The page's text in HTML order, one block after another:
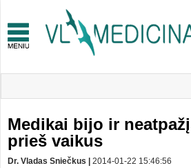
Medikai bijo ir
prieš vaikus
Dr. Vladas Sniečkus | 2014-01-22 15:46:56